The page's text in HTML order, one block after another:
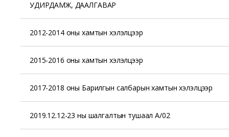
УДИРДАМЖ, ДААЛГАВАР
2012-2014 оны хамтын хэлэлцээр
2015-2016 оны хамтын хэлэлцээр
2017-2018 оны Барилгын салбарын хамтын хэлэлцээр
2019.12.12-23 ны шалгалтын тушаал А/02